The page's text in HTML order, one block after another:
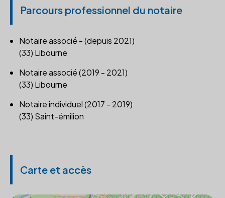
Parcours professionnel du notaire
Notaire associé - (depuis 2021)
(33) Libourne
Notaire associé (2019 - 2021)
(33) Libourne
Notaire individuel (2017 - 2019)
(33) Saint-émilion
Carte et accès